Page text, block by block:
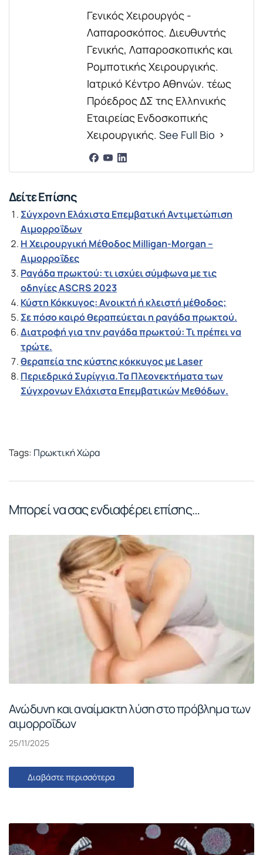
Γενικός Χειρουργός -
Λαπαροσκόπος. Διευθυντής
Γενικής, Λαπαροσκοπικής και
Ρομποτικής Χειρουργικής.
Ιατρικό Κέντρο Αθηνών. τέως
Πρόεδρος ΔΣ της Ελληνικής
Εταιρείας Ενδοσκοπικής
Χειρουργικής. See Full Bio
Δείτε Επίσης
Σύγχρονη Ελάχιστα Επεμβατική Αντιμετώπιση
Αιμορροΐδων
Η Χειρουργική Μέθοδος Milligan-Morgan –
Αιμορροΐδες
Ραγάδα πρωκτού: τι ισχύει σύμφωνα με τις
οδηγίες ASCRS 2023
Κύστη Κόκκυγος: Ανοικτή ή κλειστή μέθοδος;
Σε πόσο καιρό θεραπεύεται η ραγάδα πρωκτού.
Διατροφή για την ραγάδα πρωκτού: Τι πρέπει να
τρώτε.
θεραπεία της κύστης κόκκυγος με Laser
Περιεδρικά Συρίγγια.Τα Πλεονεκτήματα των
Σύγχρονων Ελάχιστα Επεμβατικών Μεθόδων.
Tags: Πρωκτική Χώρα
Μπορεί να σας ενδιαφέρει επίσης…
Ανώδυνη και αναίμακτη λύση στο πρόβλημα των
αιμορροΐδων
25/11/2025
Διαβάστε περισσότερα